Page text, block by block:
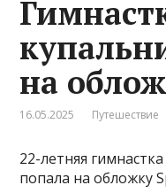
на
16.05.2025 Путешествие
22-летняя
попала на обложку